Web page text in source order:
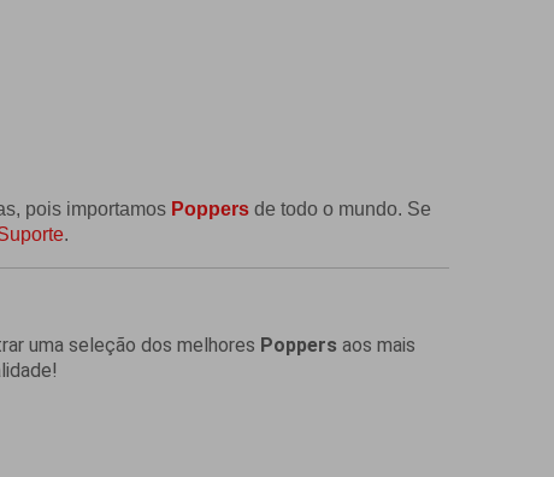
pois importamos Poppers de todo o mundo. Se
.
uma seleção dos melhores Poppers aos mais